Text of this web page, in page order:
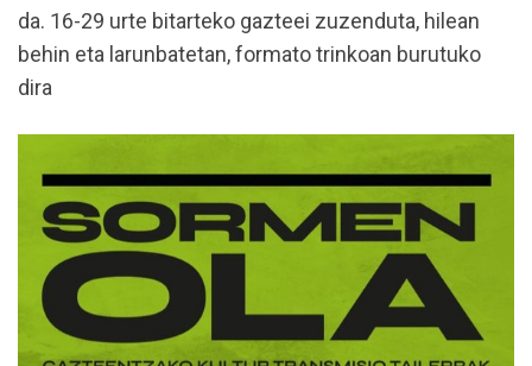
da. 16-29 urte bitarteko gazteei zuzenduta, hilean
behin eta larunbatetan, formato trinkoan burutuko
dira